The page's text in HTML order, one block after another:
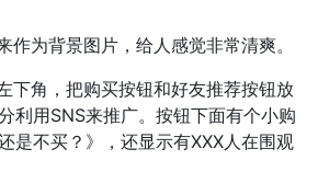
作为背景图片，给人感觉非常清爽。
下角，把购买按钮和好友推荐按钮放
利用SNS来推广。按钮下面有个小购
是不买？》，还显示有XXX人在围观